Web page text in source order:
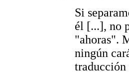
Si
él [...], no
"ahoras".
ningún